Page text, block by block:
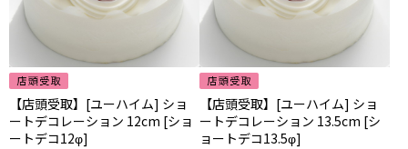
【店頭受取】[ユーハイム] ショ
ートデコレーション 12cm [ショ
ートデコ12φ]
【店頭受取】[ユーハイム] ショ
ートデコレーション 13.5cm [シ
ョートデコ13.5φ]